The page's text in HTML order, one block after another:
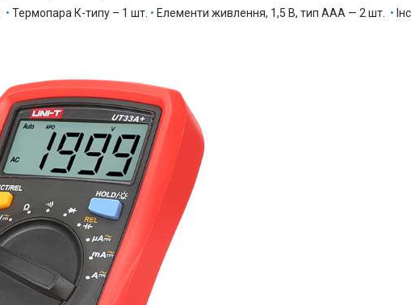
• Термопара К-типу – 1 шт. • Елементи живлення, 1,5 В, тип ААА — 2 шт. •